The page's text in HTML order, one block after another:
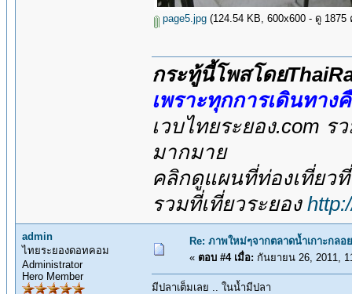
page5.jpg (124.54 KB, 600x600 - ดู 1875
กระทู้นี้โพสโดย
เพราะทุกการเดินทาง
เวบไทยระยอง.com
มากมาย
คลิกดูแผนที่ท่องเที่ยว
รวมที่เที่ยวระยอง
admin
ไทยระยองดอทคอม
Administrator
Hero Member
Re: ภาพใหม่ๆจากตลาดน้ำเกาะกลอ
« ตอบ #4 เมื่อ: กันยายน 26, 2011,
มีปลาเต็มเลย .. ในน้ำมีปลา